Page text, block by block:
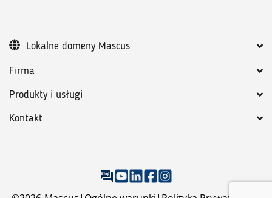
Firma
Produkty i usługi
Kontakt
Lokalne domeny Mascus